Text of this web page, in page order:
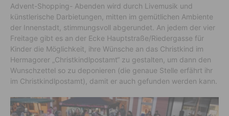
Advent-Shopping- Abenden wird durch Livemusik und
künstlerische Darbietungen, mitten im gemütlichen Ambiente
der Innenstadt, stimmungsvoll abgerundet. An jedem der vier
Freitage gibt es an der Ecke Hauptstraße/Riedergasse für
Kinder die Möglichkeit, ihre Wünsche an das Christkind im
Hermagorer „Christkindlpostamt“ zu gestalten, um dann den
Wunschzettel so zu deponieren (die genaue Stelle erfährt ihr
im Christkindlpostamt), damit er auch gefunden werden kann.